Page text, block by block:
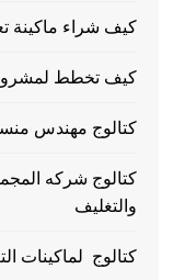
كيف شراء ماكينة
كيف تخطط لمشروع
كتالوج مهندس
كتالوج شركه
والتغليف
كتالوج لماكينات